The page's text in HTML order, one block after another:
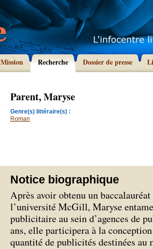
Mission Recherche Dossier de presse
Parent, Maryse
Genre(s) littéraire(s) :
Roman
Notice biographique
Après avoir obtenu un
l’université McGill, Maryse
publicitaire au sein d’agences de
ans, elle participera à la
quantité de publicités destinées au